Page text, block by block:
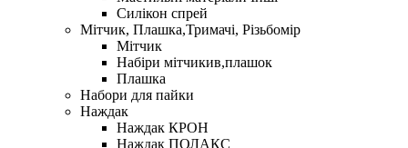
Силікон спрей
Мітчик, Плашка,Тримачі, Різьбомір
Мітчик
Набіри мітчикив,плашок
Плашка
Набори для пайки
Наждак
Наждак КРОН
Наждак ПОЛАКС